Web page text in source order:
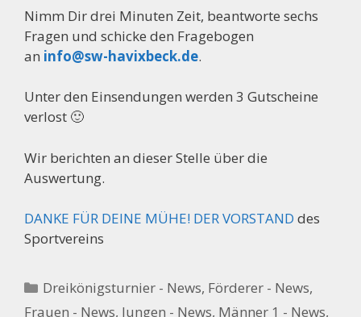
Nimm Dir drei Minuten Zeit, beantworte sechs
Fragen und schicke den Fragebogen
an info@sw-havixbeck.de.
Unter den Einsendungen werden 3 Gutscheine
verlost 🙂
Wir berichten an dieser Stelle über die
Auswertung.
DANKE FÜR DEINE MÜHE! DER VORSTAND des
Sportvereins
Kategorien
Dreikönigsturnier - News, Förderer - News,
Frauen - News, Jungen - News, Männer 1 - News,